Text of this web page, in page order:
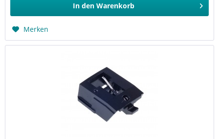
In den Warenkorb
Merken